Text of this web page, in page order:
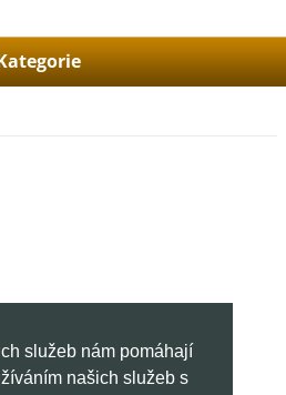
služeb nám pomáhají
našich služeb s